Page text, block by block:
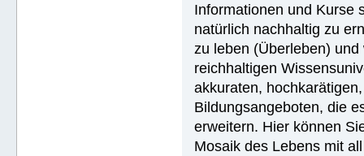
🚀 🟡 Wie Sie jemandem helfen
Wie Sie jemandem helfen
🚀 Werkzeuge für den
🚀 Die Ehe - https://bodhie.eu/
🚀 Kinder - https://bodhie.eu/
🚀 Ermittlung und ihr Gebrauch
🚀 Grundlagen des Organisieren
🚀 Public Relations - https://
🚀 Planziele und Ziele- https://
🚀 Kommunikation - https://
Informationen und Kurse
natürlich nachhaltig zu
zu leben (Überleben)
reichhaltigen
akkuraten,
Bildungsangeboten, die
erweitern. Hier können
Mosaik des Lebens mit